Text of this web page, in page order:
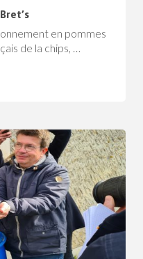
en pommes
de la chips, …